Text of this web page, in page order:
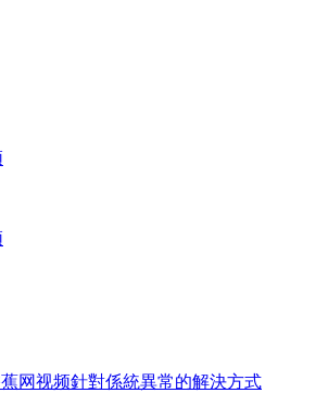
网视频針對係統異常的解決方式